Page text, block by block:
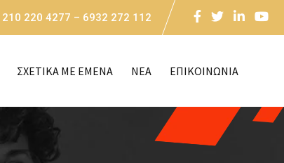
210 220 4277 – 6932 272 112
ΣΧΕΤΙΚΑ ΜΕ ΕΜΕΝΑ NEA ΕΠΙΚΟΙΝΩΝΙΑ